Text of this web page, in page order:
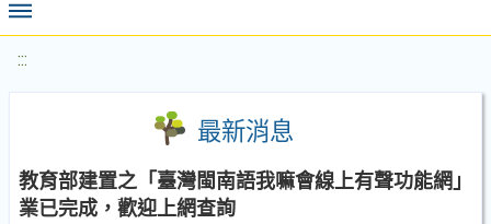
:::
最新消息
教育部建置之「臺灣閩南語我嘛會線上有聲功能網」
業已完成，歡迎上網查詢